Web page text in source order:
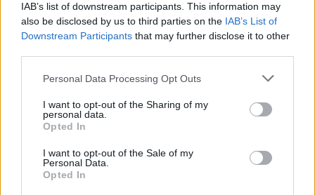
IAB’s list of downstream participants. This information may
also be disclosed by us to third parties on the IAB’s List of
Downstream Participants that may further disclose it to other
Personal Data Processing Opt Outs
I want to opt-out of the Sharing of my
personal data.
Opted In
I want to opt-out of the Sale of my
Personal Data.
Opted In
ΡΟΗ ΕΙΔΗΣΕΩΝ
Κορυφώνεται η έξοδος του Αυγούστου – Πάνω από
56.000 επιβάτες αναχωρούν σήμερα από τα
λιμάνια της Αττικής
08/08/2026 - 14:30